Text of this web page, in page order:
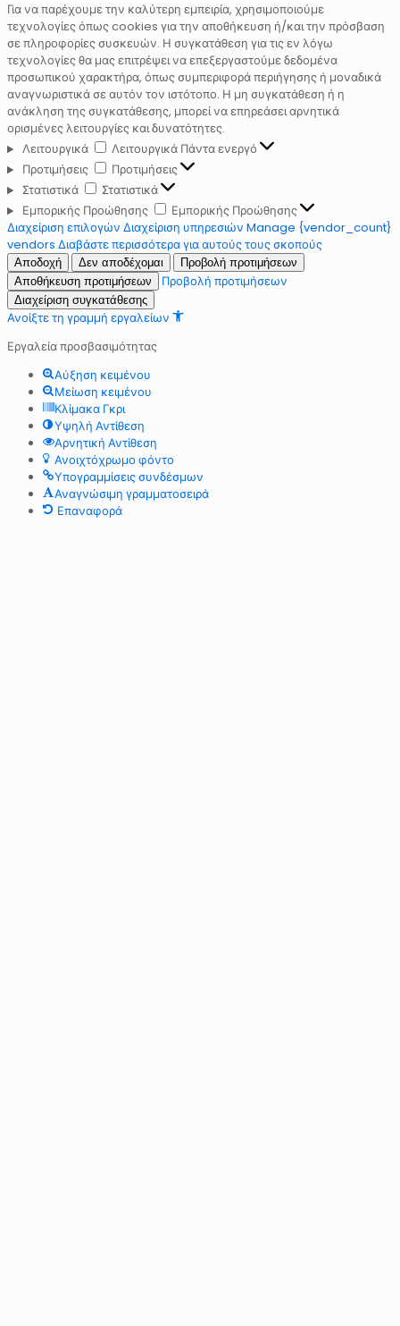
Για να παρέχουμε την καλύτερη εμπειρία, χρησιμοποιούμε
τεχνολογίες όπως cookies για την αποθήκευση ή/και την πρόσβαση
σε πληροφορίες συσκευών. Η συγκατάθεση για τις εν λόγω
τεχνολογίες θα μας επιτρέψει να επεξεργαστούμε δεδομένα
προσωπικού χαρακτήρα, όπως συμπεριφορά περιήγησης ή μοναδικά
αναγνωριστικά σε αυτόν τον ιστότοπο. Η μη συγκατάθεση ή η
ανάκληση της συγκατάθεσης, μπορεί να επηρεάσει αρνητικά
ορισμένες λειτουργίες και δυνατότητες.
Λειτουργικά
Λειτουργικά Πάντα ενεργό
Προτιμήσεις
Προτιμήσεις
Στατιστικά
Στατιστικά
Εμπορικής Προώθησης
Εμπορικής Προώθησης
Διαχείριση επιλογών Διαχείριση υπηρεσιών Manage {vendor_count}
vendors Διαβάστε περισσότερα για αυτούς τους σκοπούς
Αποδοχή Δεν αποδέχομαι
Προβολή προτιμήσεων
Αποθήκευση προτιμήσεων
Προβολή προτιμήσεων
Διαχείριση συγκατάθεσης
Ανοίξτε τη γραμμή εργαλείων
Εργαλεία προσβασιμότητας
Αύξηση κειμένου
Μείωση κειμένου
Κλίμακα Γκρι
Υψηλή Αντίθεση
Αρνητική Αντίθεση
Ανοιχτόχρωμο φόντο
Υπογραμμίσεις συνδέσμων
Αναγνώσιμη γραμματοσειρά
Επαναφορά